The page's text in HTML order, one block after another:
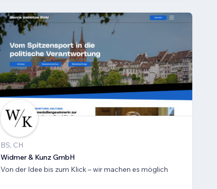
BS, CH
Widmer & Kunz GmbH
Von der Idee bis zum Klick – wir machen es möglich